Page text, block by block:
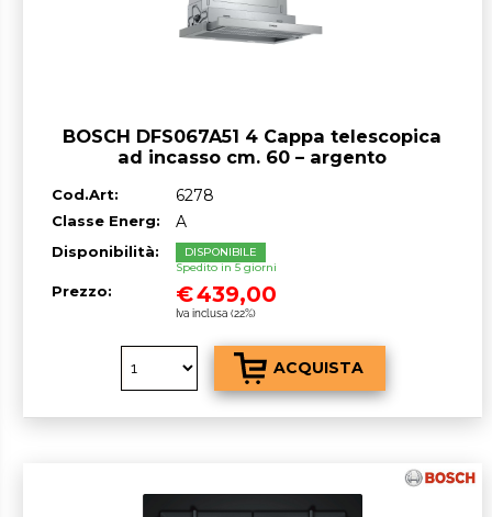
BOSCH DFS067A51 4 Cappa telescopica
ad incasso cm. 60 – argento
Cod.Art: 6278
Classe Energ: A
Disponibilità:
DISPONIBILE
Spedito in 5 giorni
Prezzo: €439,00
Iva inclusa (22%)